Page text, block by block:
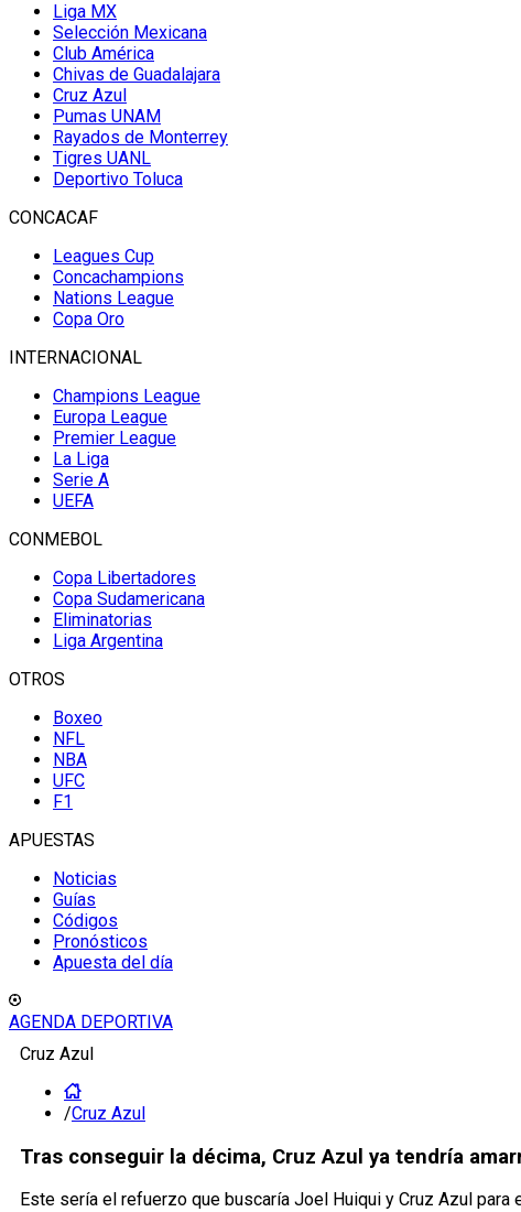
Liga MX
Selección Mexicana
Club América
Chivas de Guadalajara
Cruz Azul
Pumas UNAM
Rayados de Monterrey
Tigres UANL
Deportivo Toluca
CONCACAF
Leagues Cup
Concachampions
Nations League
Copa Oro
INTERNACIONAL
Champions League
Europa League
Premier League
La Liga
Serie A
UEFA
CONMEBOL
Copa Libertadores
Copa Sudamericana
Eliminatorias
Liga Argentina
OTROS
Boxeo
NFL
NBA
UFC
F1
APUESTAS
Noticias
Guías
Códigos
Pronósticos
Apuesta del día
AGENDA DEPORTIVA
Cruz Azul
/Cruz Azul
Tras conseguir la décima, Cruz Azul ya tendría
Este sería el refuerzo que buscaría Joel Huiqui y Cruz Azul para